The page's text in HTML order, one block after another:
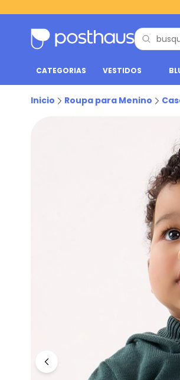
CATEGORIAS VESTIDOS
Inicio Roupa para Menino